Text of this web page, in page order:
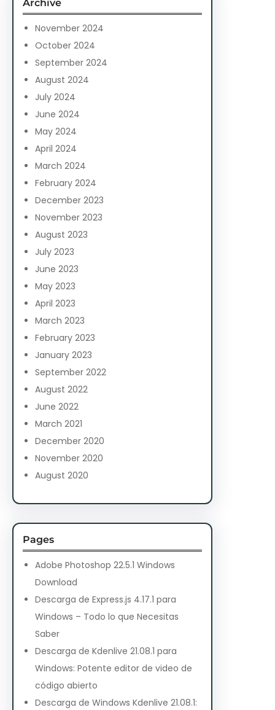
h
Archive
November 2024
October 2024
September 2024
August 2024
July 2024
June 2024
May 2024
April 2024
March 2024
February 2024
December 2023
November 2023
August 2023
July 2023
June 2023
May 2023
April 2023
March 2023
February 2023
January 2023
September 2022
August 2022
June 2022
March 2021
December 2020
November 2020
August 2020
Pages
Adobe Photoshop 22.5.1 Windows
Download
Descarga de Express.js 4.17.1 para
Windows – Todo lo que Necesitas
Saber
Descarga de Kdenlive 21.08.1 para
Windows: Potente editor de video de
código abierto
Descarga de Windows Kdenlive 21.08.1: